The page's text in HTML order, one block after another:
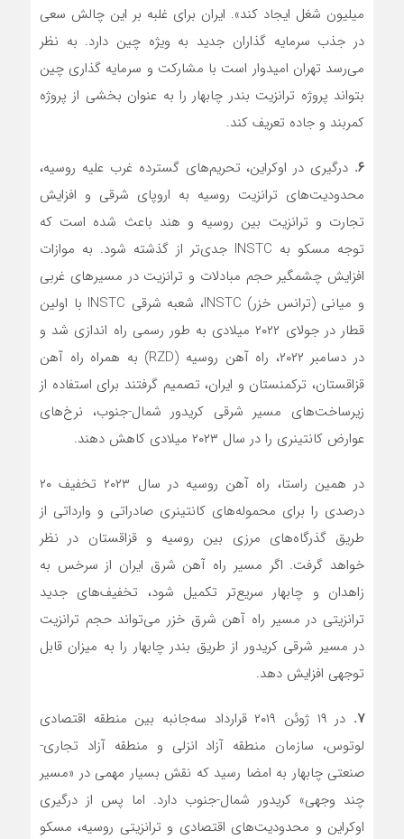
میلیون شغل ایجاد کند». ایران برای غلبه بر این چالش سعی
در جذب سرمایه گذاران جدید به ویژه چین دارد. به نظر
می‌رسد تهران امیدوار است با مشارکت و سرمایه گذاری چین
بتواند پروژه ترانزیت بندر چابهار را به عنوان بخشی از پروژه
کمربند و جاده تعریف کند.
۶. درگیری در اوکراین، تحریم‌های گسترده غرب علیه روسیه،
محدودیت‌های ترانزیت روسیه به اروپای شرقی و افزایش
تجارت و ترانزیت بین روسیه و هند باعث شده است که
توجه مسکو به INSTC جدی‌تر از گذشته شود. به موازات
افزایش چشمگیر حجم مبادلات و ترانزیت در مسیرهای غربی
و میانی (ترانس خزر) INSTC، شعبه شرقی INSTC با اولین
قطار در جولای ۲۰۲۲ میلادی به طور رسمی راه اندازی شد و
در دسامبر ۲۰۲۲، راه آهن روسیه (RZD) به همراه راه آهن
قزاقستان، ترکمنستان و ایران، تصمیم گرفتند برای استفاده از
زیرساخت‌های مسیر شرقی کریدور شمال-جنوب، نرخ‌های
عوارض کانتینری را در سال ۲۰۲۳ میلادی کاهش دهند.
در همین راستا، راه آهن روسیه در سال ۲۰۲۳ تخفیف ۲۰
درصدی را برای محموله‌های کانتینری صادراتی و وارداتی از
طریق گذرگاه‌های مرزی بین روسیه و قزاقستان در نظر
خواهد گرفت. اگر مسیر راه آهن شرق ایران از سرخس به
زاهدان و چابهار سریع‌تر تکمیل شود، تخفیف‌های جدید
ترانزیتی در مسیر راه آهن شرق خزر می‌تواند حجم ترانزیت
در مسیر شرقی کریدور از طریق بندر چابهار را به میزان قابل
توجهی افزایش دهد.
۷.
در ۱۹ ژوئن ۲۰۱۹ قرارداد سه‌جانبه بین منطقه اقتصادی
لوتوس، سازمان منطقه آزاد انزلی و منطقه آزاد تجاری-
صنعتی چابهار به امضا رسید که نقش بسیار مهمی در «مسیر
چند وجهی» کریدور شمال-جنوب دارد. اما پس از درگیری
اوکراین و محدودیت‌های اقتصادی و ترانزیتی روسیه، مسکو